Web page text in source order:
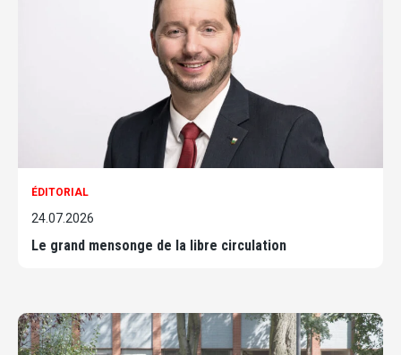
ÉDITORIAL
24.07.2026
Le grand mensonge de la libre circulation